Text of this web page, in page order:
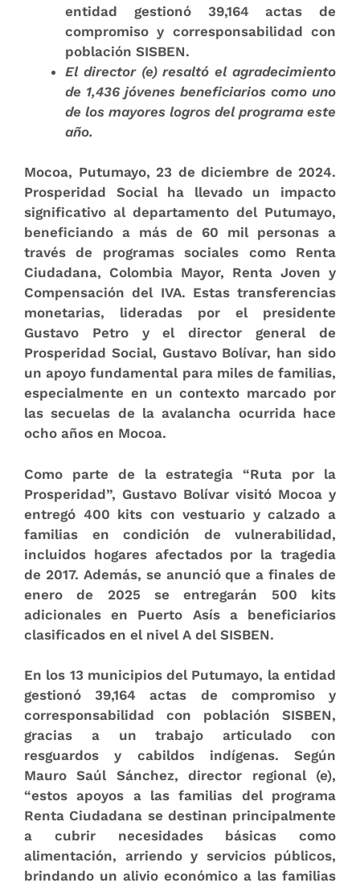
entidad gestionó 39,164 actas de
compromiso y corresponsabilidad con
población SISBEN.
El director (e) resaltó el agradecimiento
de 1,436 jóvenes beneficiarios como uno
de los mayores logros del programa este
año.
Mocoa, Putumayo, 23 de diciembre de 2024.
Prosperidad Social ha llevado un impacto
significativo al departamento del Putumayo,
beneficiando a más de 60 mil personas a
través de programas sociales como Renta
Ciudadana, Colombia Mayor, Renta Joven y
Compensación del IVA. Estas transferencias
monetarias, lideradas por el presidente
Gustavo Petro y el director general de
Prosperidad Social, Gustavo Bolívar, han sido
un apoyo fundamental para miles de familias,
especialmente en un contexto marcado por
las secuelas de la avalancha ocurrida hace
ocho años en Mocoa.
Como parte de la estrategia “Ruta por la
Prosperidad”, Gustavo Bolívar visitó Mocoa y
entregó 400 kits con vestuario y calzado a
familias en condición de vulnerabilidad,
incluidos hogares afectados por la tragedia
de 2017. Además, se anunció que a finales de
enero de 2025 se entregarán 500 kits
adicionales en Puerto Asís a beneficiarios
clasificados en el nivel A del SISBEN.
En los 13 municipios del Putumayo, la entidad
gestionó 39,164 actas de compromiso y
corresponsabilidad con población SISBEN,
gracias a un trabajo articulado con
resguardos y cabildos indígenas. Según
Mauro Saúl Sánchez, director regional (e),
“estos apoyos a las familias del programa
Renta Ciudadana se destinan principalmente
a cubrir necesidades básicas como
alimentación, arriendo y servicios públicos,
brindando un alivio económico a las familias